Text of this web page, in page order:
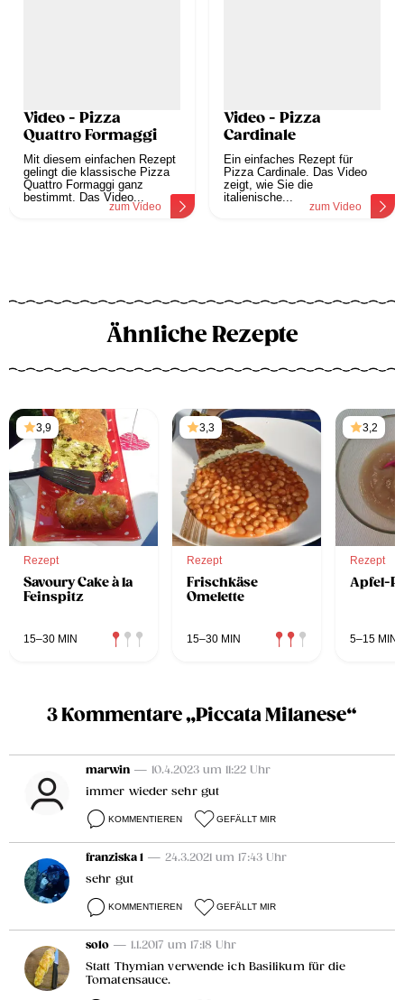
Video - Pizza
Quattro Formaggi
Mit diesem einfachen Rezept
gelingt die klassische Pizza
Quattro Formaggi ganz
bestimmt. Das Video...
zum Video
Video - Pizza
Cardinale
Ein einfaches Rezept für
Pizza Cardinale. Das Video
zeigt, wie Sie die
italienische...
zum Video
Ähnliche Rezepte
3,9
Rezept
Savoury Cake à la
Feinspitz
15–30 MIN
3,3
Rezept
Frischkäse
Omelette
15–30 MIN
3,2
Rezept
Apfel-
5–15 MIN
3 Kommentare „Piccata Milanese“
marwin — 10.4.2023 um 11:22 Uhr
immer wieder sehr gut
KOMMENTIEREN GEFÄLLT MIR
franziska 1 — 24.3.2021 um 17:43 Uhr
sehr gut
KOMMENTIEREN GEFÄLLT MIR
solo — 1.1.2017 um 17:18 Uhr
Statt Thymian verwende ich Basilikum für die
Tomatensauce.